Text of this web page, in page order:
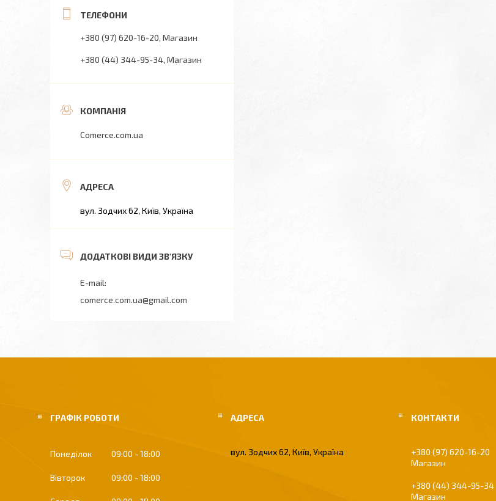
+380 (97) 620-16-20 Магазин
+380 (44) 344-95-34 Магазин
Comerce.com.ua
вул. Зодчих 62, Київ, Україна
comerce.com.ua@gmail.com
ГРАФІК РОБОТИ
Понеділок 09:00 18:00
Вівторок 09:00 18:00
вул. Зодчих 62, Київ, Україна
+380 (97) 620-16-20
Магазин
+380 (44) 344-95-34
Магазин